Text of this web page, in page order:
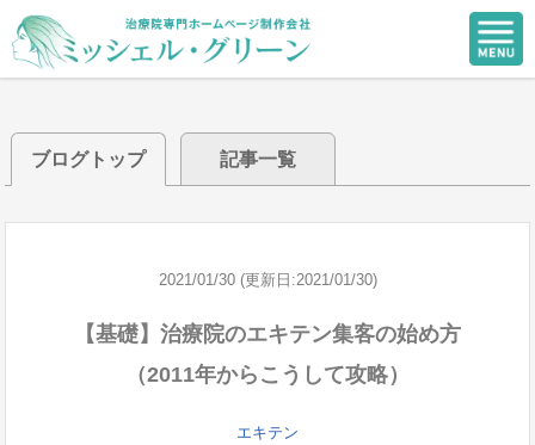
ブログトップ 記事一覧
2021/01/30 (更新日:2021/01/30)
【基礎】治療院のエキテン集客の始め方
（2011年からこうして攻略）
エキテン